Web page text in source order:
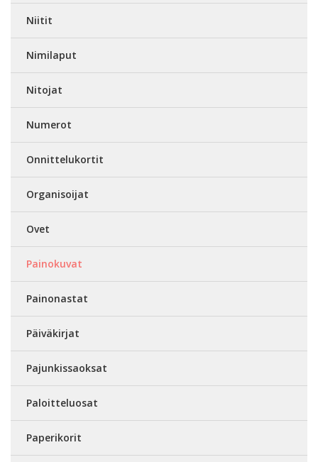
Niitit
Nimilaput
Nitojat
Numerot
Onnittelukortit
Organisoijat
Ovet
Painokuvat
Painonastat
Päiväkirjat
Pajunkissaoksat
Paloitteluosat
Paperikorit